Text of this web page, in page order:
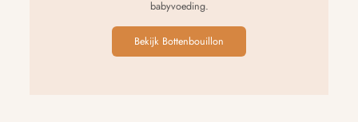
babyvoeding.
Bekijk Bottenbouillon